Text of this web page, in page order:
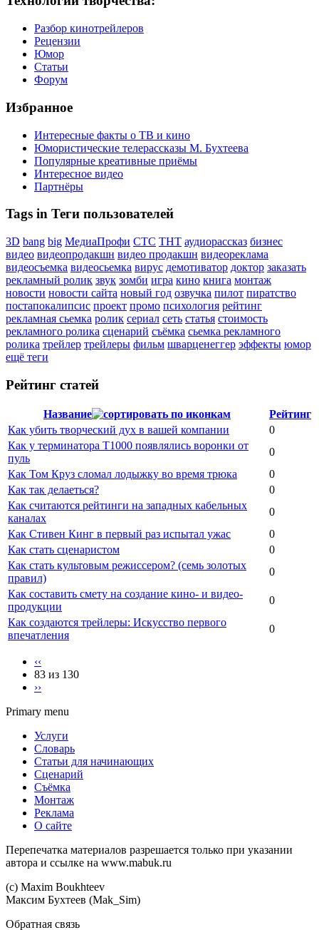
Разбор кинотрейлеров
Рецензии
Юмор
Статьи
Форум
Избранное
Интересные факты о ТВ и кино
Юмористические телерассказы М. Бухтеева
Популярные креативные приёмы
Интересное видео
Партнёры
Tags in Теги пользователей
3D bang big МедиаПрофи СТС ТНТ аудиорассказ бизнес
видео видеопродакшн видео продакшн видеореклама
видеосъемка видеосьемка вирус демотиватор доктор заказать
рекламный ролик звук зомби игра кино книга монтаж
новости новости сайта новый год озвучка пилот пиратство
постапокалипсис проект промо психология рейтинг
рекламная сьемка ролик сериал сеть статья стоимость
рекламного ролика сценарий съёмка сьемка рекламного
ролика трейлер трейлеры фильм шварценеггер эффекты юмор
ещё теги
Рейтинг статей
Название
Рейтинг
Как убить творческий дух в вашей компании
0
Как у терминатора Т1000 появлялись воронки от
пуль
0
Как Том Круз сломал лодыжку во время трюка
0
Как так делаеться?
0
Как считаются рейтинги на западных кабельных
каналах
0
Как Стивен Кинг в первый раз испытал ужас
0
Как стать сценаристом
0
Как стать культовым режиссером? (семь золотых
правил)
0
Как составить смету на создание кино- и видео-
продукции
0
Как создаются трейлеры: Искусство первого
впечатления
0
‹‹
83 из 130
››
Primary menu
Услуги
Словарь
Статьи для начинающих
Сценарий
Съёмка
Монтаж
Реклама
О сайте
Перепечатка материалов разрешается только при указании
автора и ссылке на www.mabuk.ru
(c) Maхim Boukhteev
Максим Бухтеев (Mak_Sim)
Обратная связь